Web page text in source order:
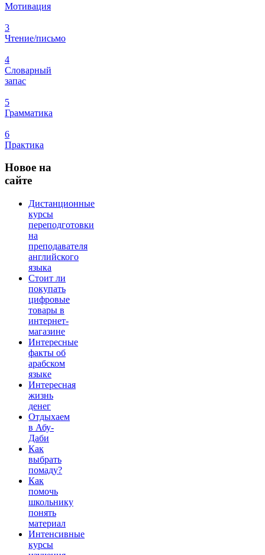
Мотивация
3
Чтение/письмо
4
Словарный
запас
5
Грамматика
6
Практика
Новое на
сайте
Дистанционные
курсы
переподготовки
на
преподавателя
английского
языка
Стоит ли
покупать
цифровые
товары в
интернет-
магазине
Интересные
факты об
арабском
языке
Интересная
жизнь
денег
Отдыхаем
в Абу-
Даби
Как
выбрать
помаду?
Как
помочь
школьнику
понять
материал
Интенсивные
курсы